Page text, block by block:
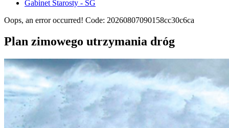
Gabinet Starosty - SG
Oops, an error occurred! Code: 20260807090158cc30c6ca
Plan zimowego utrzymania dróg